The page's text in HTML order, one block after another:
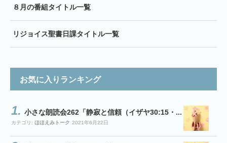
８月の番組タイトル一覧
リジョイス聖書日課タイトル一覧
お気に入りランキング
小さな朗読会262「静寂と信頼（イザヤ30:15・...
カテゴリ: ほほえみトーク 2021年6月22日